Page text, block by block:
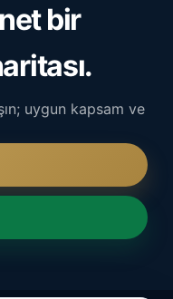
bir
uygun kapsam ve